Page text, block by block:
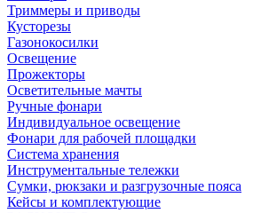
Триммеры и приводы
Кусторезы
Газонокосилки
Освещение
Прожекторы
Осветительные мачты
Ручные фонари
Индивидуальное освещение
Фонари для рабочей площадки
Система хранения
Инструментальные тележки
Сумки, рюкзаки и разгрузочные пояса
Кейсы и комплектующие